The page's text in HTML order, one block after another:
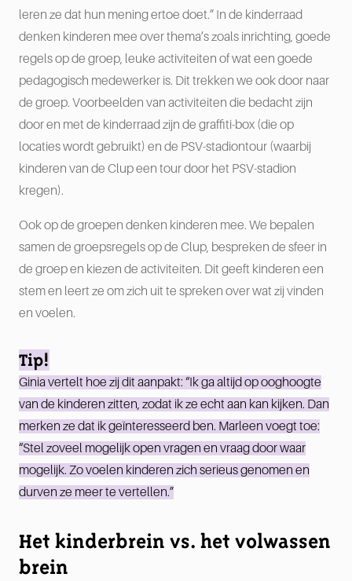
leren ze dat hun mening ertoe doet.” In de kinderraad
denken kinderen mee over thema’s zoals inrichting, goede
regels op de groep, leuke activiteiten of wat een goede
pedagogisch medewerker is. Dit trekken we ook door naar
de groep. Voorbeelden van activiteiten die bedacht zijn
door en met de kinderraad zijn de graffiti-box (die op
locaties wordt gebruikt) en de PSV-stadiontour (waarbij
kinderen van de Clup een tour door het PSV-stadion
kregen).
Ook op de groepen denken kinderen mee. We bepalen
samen de groepsregels op de Clup, bespreken de sfeer in
de groep en kiezen de activiteiten. Dit geeft kinderen een
stem en leert ze om zich uit te spreken over wat zij vinden
en voelen.
Tip!
Ginia vertelt hoe zij dit aanpakt: “Ik ga altijd op ooghoogte
van de kinderen zitten, zodat ik ze echt aan kan kijken. Dan
merken ze dat ik geïnteresseerd ben. Marleen voegt toe:
“Stel zoveel mogelijk open vragen en vraag door waar
mogelijk. Zo voelen kinderen zich serieus genomen en
durven ze meer te vertellen.”
Het kinderbrein vs. het volwassen
brein